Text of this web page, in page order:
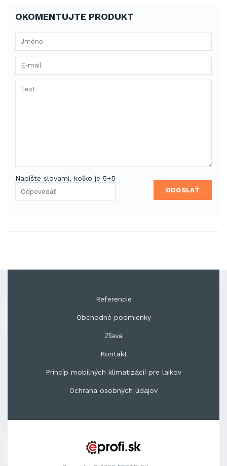
OKOMENTUJTE PRODUKT
Napíšte slovami, koľko je 5+5
ODOSLAŤ
Referencie
Obchodné podmienky
Zľava
Kontakt
Princíp mobilných klimatizácií pre laikov
Ochrana osobných údajov